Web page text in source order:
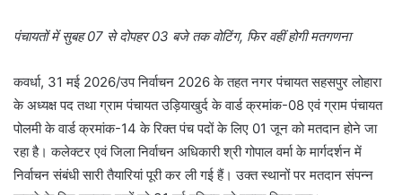
पंचायतों में सुबह 07 से दोपहर 03 बजे तक वोटिंग, फिर वहीं होगी मतगणना
कवर्धा, 31 मई 2026/उप निर्वाचन 2026 के तहत नगर पंचायत सहसपुर लोहारा
के अध्यक्ष पद तथा ग्राम पंचायत उड़ियाखुर्द के वार्ड क्रमांक-08 एवं ग्राम पंचायत
पोलमी के वार्ड क्रमांक-14 के रिक्त पंच पदों के लिए 01 जून को मतदान होने जा
रहा है। कलेक्टर एवं जिला निर्वाचन अधिकारी श्री गोपाल वर्मा के मार्गदर्शन में
निर्वाचन संबंधी सारी तैयारियां पूरी कर ली गई हैं। उक्त स्थानों पर मतदान संपन्न